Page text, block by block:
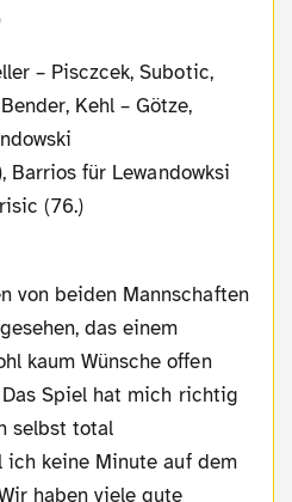
– Pisczcek, Subotic,
Kehl – Götze,
Barrios für Lewandowksi
(76.)
von beiden Mannschaften
das einem
kaum Wünsche offen
Spiel hat mich richtig
selbst total
ich keine Minute auf dem
haben viele gute